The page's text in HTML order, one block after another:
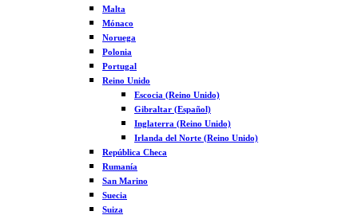
Malta
Mónaco
Noruega
Polonia
Portugal
Reino Unido
Escocia (Reino Unido)
Gibraltar (Español)
Inglaterra (Reino Unido)
Irlanda del Norte (Reino Unido)
República Checa
Rumanía
San Marino
Suecia
Suiza